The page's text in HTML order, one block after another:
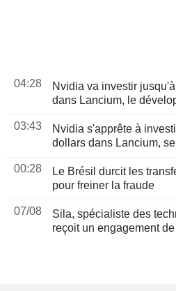
04:28
Nvidia va investir
dans Lancium, le
03:43
Nvidia s'apprête à
dollars dans Lancium,
00:28
Le Brésil durcit les
pour freiner la fraude
07/08
Sila, spécialiste des
reçoit un engagement